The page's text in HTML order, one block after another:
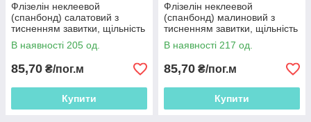
Флізелін неклеевой
(спанбонд) салатовий з
тисненням завитки, щільність
80, ш.162
В наявності 205 од.
85,70 ₴/пог.м
Купити
Флізелін неклеевой
(спанбонд) малиновий з
тисненням завитки, щільність
80, ш.162
В наявності 217 од.
85,70 ₴/пог.м
Купити